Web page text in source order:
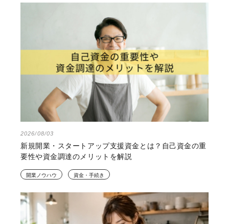
2026/08/03
新規開業・スタートアップ支援資金とは？自己資金の重
要性や資金調達のメリットを解説
開業ノウハウ 資金・手続き